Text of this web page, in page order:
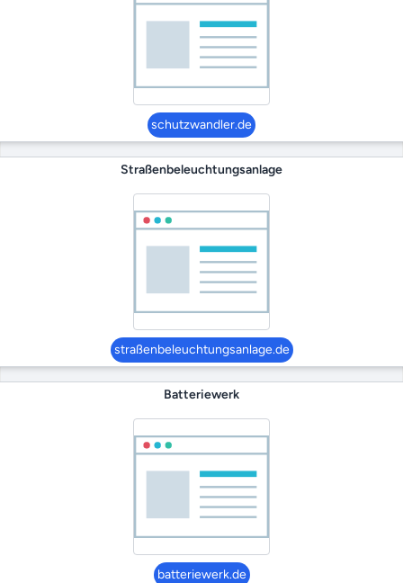
schutzwandler.de
Straßenbeleuchtungsanlage
straßenbeleuchtungsanlage.de
Batteriewerk
batteriewerk.de